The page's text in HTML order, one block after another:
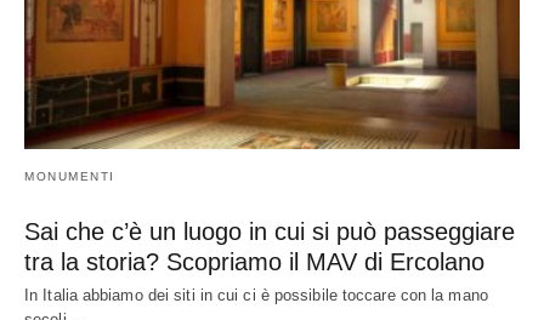
MONUMENTI
Sai che c’è un luogo in cui si può passeggiare
tra la storia? Scopriamo il MAV di Ercolano
In Italia abbiamo dei siti in cui ci è possibile toccare con la mano